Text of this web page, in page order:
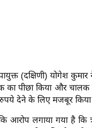
(दक्षिणी) योगेश कुमार
का पीछा किया और
देने के लिए मजबूर
कि आरोप लगाया गया है